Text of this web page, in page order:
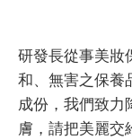
研發長從事美妝
和、無害之保養
成份，我們致力
膚，請把美麗交